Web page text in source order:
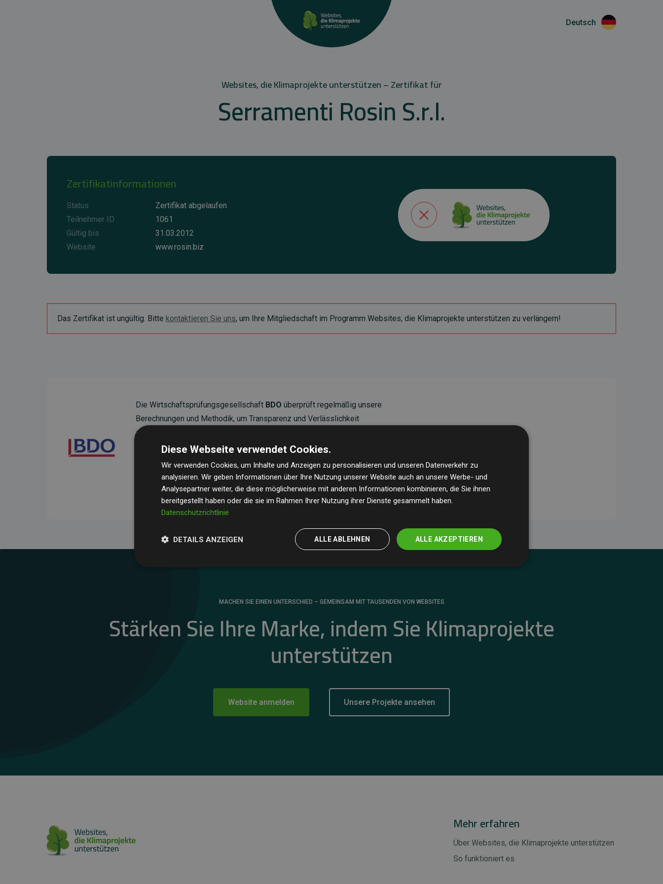
Deutsch
Websites, die Klimaprojekte unterstützen – Zertifikat für
Serramenti Rosin S.r.l.
Zertifikatinformationen
Status
Zertifikat abgelaufen
Teilnehmer ID
1061
Gültig bis
31.03.2012
Website
www.rosin.biz
Das Zertifikat ist ungültig. Bitte kontaktieren Sie uns, um Ihre Mitgliedschaft im Programm Websites, die Klimaprojekte unterstützen zu verlängern!
Die Wirtschaftsprüfungsgesellschaft BDO überprüft regelmäßig unsere
Berechnungen und Methodik, um Transparenz und Verlässlichkeit
sicherzustellen.
Ihre Prüfungen belegen, dass unsere Investitionen in Klimaschutzprojekte im
Durchschnitt200 % der geschätzten CO₂-Emissionender teilnehmenden
Websites kompensieren – ein klarer Nachweis für die messbare Klimawirkung
unseres Ansatzes.
MACHEN SIE EINEN UNTERSCHIED – GEMEINSAM MIT TAUSENDEN VON WEBSITES
Stärken Sie Ihre Marke, indem Sie Klimaprojekte
unterstützen
Website anmelden Unsere Projekte ansehen
Mehr erfahren
Über Websites, die Klimaprojekte unterstützen
So funktioniert es
Diese Webseite verwendet Cookies.
Wir verwenden Cookies, um Inhalte und Anzeigen zu personalisieren und unseren Datenverkehr zu
analysieren. Wir geben Informationen über Ihre Nutzung unserer Website auch an unsere Werbe- und
Analysepartner weiter, die diese möglicherweise mit anderen Informationen kombinieren, die Sie ihnen
bereitgestellt haben oder die sie im Rahmen Ihrer Nutzung ihrer Dienste gesammelt haben.
Datenschutzrichtlinie
ALLE AKZEPTIEREN
ALLE ABLEHNEN
DETAILS ANZEIGEN